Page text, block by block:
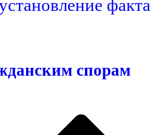
факта
спорам